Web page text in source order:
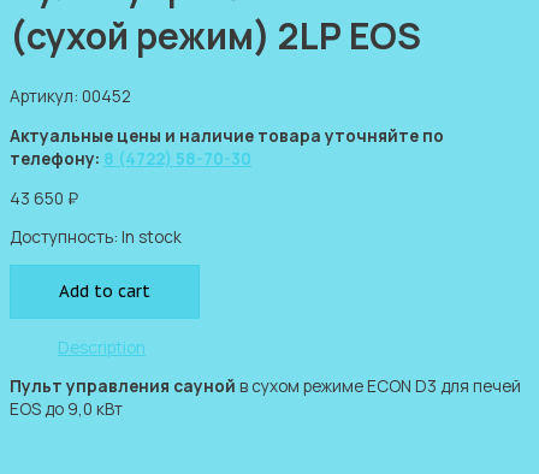
(сухой режим) 2LP EOS
Артикул: 00452
Актуальные цены и наличие товара уточняйте по
телефону: 8 (4722) 58-70-30
43 650 ₽
Доступность: In stock
Add to cart
Description
Пульт управления сауной в сухом режиме ECON D3 для печей
EOS до 9,0 кВт